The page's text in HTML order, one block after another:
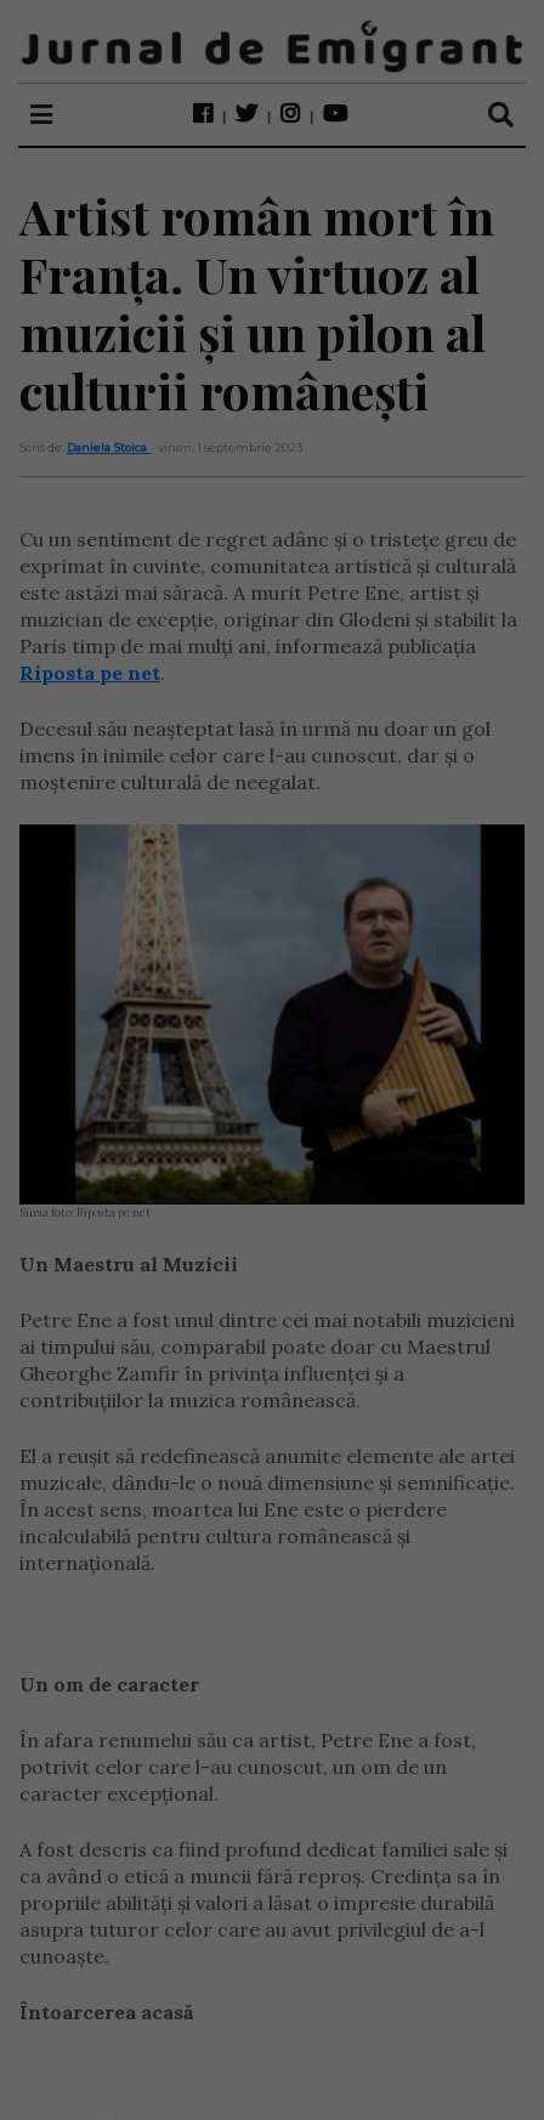
Artist român mort în
Franța. Un virtuoz al
muzicii și un pilon al
culturii românești
Scris de: Daniela Stoica - vineri, 1 septembrie 2023
Cu un sentiment de regret adânc și o tristețe greu de
exprimat în cuvinte, comunitatea artistică și culturală
este astăzi mai săracă. A murit Petre Ene, artist și
muzician de excepție, originar din Glodeni și stabilit la
Paris timp de mai mulți ani, informează publicația
Riposta pe net.
Decesul său neașteptat lasă în urmă nu doar un gol
imens în inimile celor care l-au cunoscut, dar și o
moștenire culturală de neegalat.
Sursa foto: Riposta pe net
Un Maestru al Muzicii
Petre Ene a fost unul dintre cei mai notabili muzicieni
ai timpului său, comparabil poate doar cu Maestrul
Gheorghe Zamfir în privința influenței și a
contribuțiilor la muzica românească.
El a reușit să redefinească anumite elemente ale artei
muzicale, dându-le o nouă dimensiune și semnificație.
În acest sens, moartea lui Ene este o pierdere
incalculabilă pentru cultura românească și
internațională.
Un om de caracter
În afara renumelui său ca artist, Petre Ene a fost,
potrivit celor care l-au cunoscut, un om de un
caracter excepțional.
A fost descris ca fiind profund dedicat familiei sale și
ca având o etică a muncii fără reproș. Credința sa în
propriile abilități și valori a lăsat o impresie durabilă
asupra tuturor celor care au avut privilegiul de a-l
cunoaște.
Întoarcerea acasă